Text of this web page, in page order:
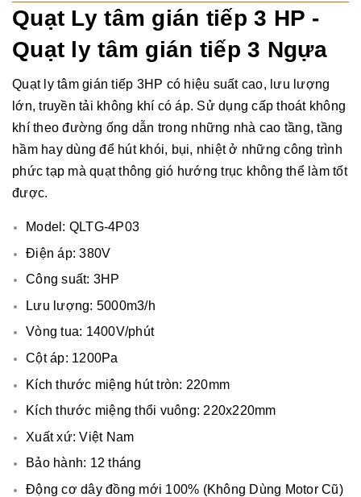
Quạt Ly tâm gián tiếp 3 HP -
Quạt ly tâm gián tiếp 3 Ngựa
Quạt ly tâm gián tiếp 3HP có hiệu suất cao, lưu lượng
lớn, truyền tải không khí có áp. Sử dụng cấp thoát không
khí theo đường ống dẫn trong những nhà cao tầng, tầng
hầm hay dùng để hút khói, bụi, nhiệt ở những công trình
phức tạp mà quạt thông gió hướng trục không thể làm tốt
được.
Model: QLTG-4P03
Điện áp: 380V
Công suất: 3HP
Lưu lượng: 5000m3/h
Vòng tua: 1400V/phút
Cột áp: 1200Pa
Kích thước miệng hút tròn: 220mm
Kích thước miệng thổi vuông: 220x220mm
Xuất xứ: Việt Nam
Bảo hành: 12 tháng
Động cơ dây đồng mới 100% (Không Dùng Motor Cũ)